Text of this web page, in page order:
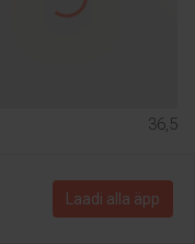
36,5
Laadi alla äpp